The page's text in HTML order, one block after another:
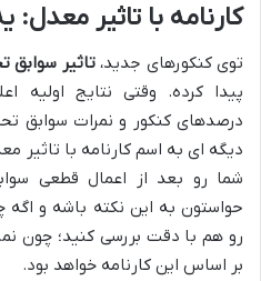
کارنامه با تاثیر معدل:
توی کنکورهای جدید،تاثیر سوابق
پیدا کرده. وقتی نتایج اولیه
درصدهای کنکور و نمرات سوابق
دیگه ای به اسم کارنامه با تاثیر
شما رو بعد از اعمال قطعی
حواستون به این نکته باشه و اگه
رو هم با دقت بررسی کنید؛ چون
بر اساس این کارنامه خواهد بود.